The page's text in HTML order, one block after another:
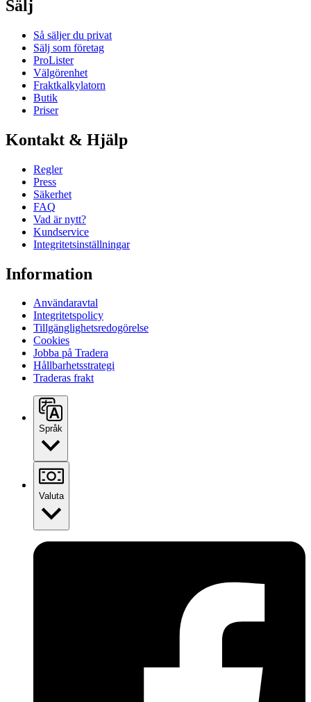
Sälj
Så säljer du privat
Sälj som företag
ProLister
Välgörenhet
Fraktkalkylatorn
Butik
Priser
Kontakt & Hjälp
Regler
Press
Säkerhet
FAQ
Vad är nytt?
Kundservice
Integritetsinställningar
Information
Användaravtal
Integritetspolicy
Tillgänglighetsredogörelse
Cookies
Jobba på Tradera
Hållbarhetsstrategi
Traderas frakt
Språk
Valuta